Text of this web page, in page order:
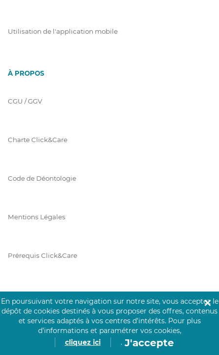
Utilisation de l'application mobile
À PROPOS
CGU / GGV
Charte Click&Care
Code de Déontologie
Mentions Légales
Prérequis Click&Care
Protection des Données
Vie Privée
En poursuivant votre navigation sur notre site, vous acceptez le
dépôt de cookies destinés à vous proposer des offres, contenus
et services adaptés à vos centres d’intérêts. Pour plus
d’informations et paramétrer vos cookies,
cliquez ici
. J'accepte
✕